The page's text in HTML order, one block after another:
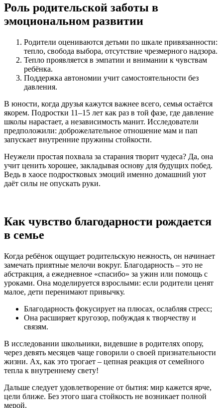
Роль родительской заботы в
эмоциональном развитии
Родители оцениваются детьми по шкале привязанности:
тепло, свобода выбора, отсутствие чрезмерного надзора.
Тепло проявляется в эмпатии и внимании к чувствам
ребёнка.
Поддержка автономии учит самостоятельности без
давления.
В юности, когда друзья кажутся важнее всего, семья остаётся
якорем. Подростки 11–15 лет как раз в той фазе, где давление
школы нарастает, а независимость манит. Исследователи
предположили: доброжелательное отношение мам и пап
запускает внутренние пружины стойкости.
Неужели простая похвала за старания творит чудеса? Да, она
учит ценить хорошее, закладывая основу для будущих побед.
Ведь в хаосе подростковых эмоций именно домашний уют
даёт силы не опускать руки.
Как чувство благодарности рождается
в семье
Когда ребёнок ощущает родительскую нежность, он начинает
замечать приятные мелочи вокруг. Благодарность – это не
абстракция, а ежедневное «спасибо» за ужин или помощь с
уроками. Она моделируется взрослыми: если родители ценят
малое, дети перенимают привычку.
Благодарность фокусирует на плюсах, ослабляя стресс;
Она расширяет кругозор, побуждая к творчеству и
связям.
В исследовании школьники, видевшие в родителях опору,
через девять месяцев чаще говорили о своей признательности
жизни. Ах, как это трогает – цепная реакция от семейного
тепла к внутреннему свету!
Дальше следует удовлетворение от бытия: мир кажется ярче,
цели ближе. Без этого шага стойкость не возникает полной
мерой.